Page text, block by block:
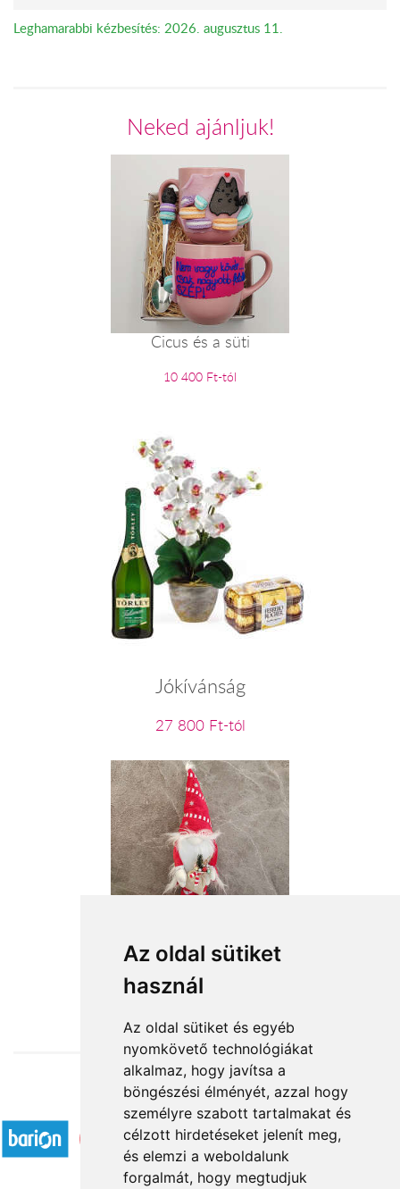
Az oldal sütiket
használ
Az oldal sütiket és egyéb
nyomkövető technológiákat
alkalmaz, hogy javítsa a
böngészési élményét, azzal hogy
személyre szabott tartalmakat és
célzott hirdetéseket jelenít meg,
és elemzi a weboldalunk
forgalmát, hogy megtudjuk
Leghamarabbi kézbesítés: 2026. augusztus 11.
Neked ajánljuk!
Cicus és a süti
10 400 Ft-tól
Jókívánság
27 800 Ft-tól
Mikulás manó
18 600 Ft-tól
Elfogadott fizetési módok